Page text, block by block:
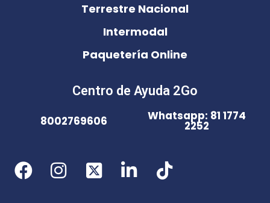
Terrestre Nacional
Intermodal
Paquetería Online
Centro de Ayuda 2Go
8002769606 Whatsapp: 81 1774
2252